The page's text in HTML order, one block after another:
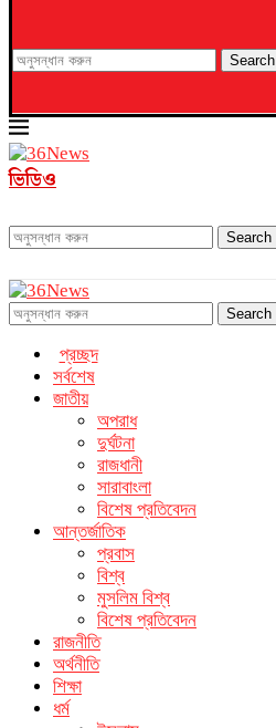
Search
ভিডিও
Search
Search
প্রচ্ছদ
সর্বশেষ
জাতীয়
অপরাধ
দুর্ঘটনা
রাজধানী
সারাবাংলা
বিশেষ প্রতিবেদন
আন্তর্জাতিক
প্রবাস
বিশ্ব
মুসলিম বিশ্ব
বিশেষ প্রতিবেদন
রাজনীতি
অর্থনীতি
শিক্ষা
ধর্ম